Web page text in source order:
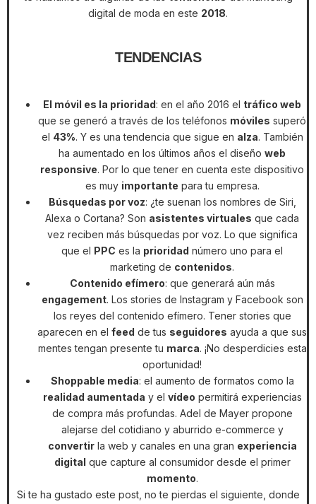
digital de moda en este 2018.
TENDENCIAS
El móvil es la prioridad: en el año 2016 el tráfico web
que se generó a través de los teléfonos móviles superó
el 43%. Y es una tendencia que sigue en alza. También
ha aumentado en los últimos años el diseño web
responsive. Por lo que tener en cuenta este dispositivo
es muy importante para tu empresa.
Búsquedas por voz: ¿te suenan los nombres de Siri,
Alexa o Cortana? Son asistentes virtuales que cada
vez reciben más búsquedas por voz. Lo que significa
que el PPC es la prioridad número uno para el
marketing de contenidos.
Contenido efímero: que generará aún más
engagement. Los stories de Instagram y Facebook son
los reyes del contenido efímero. Tener stories que
aparecen en el feed de tus seguidores ayuda a que sus
mentes tengan presente tu marca. ¡No desperdicies esta
oportunidad!
Shoppable media: el aumento de formatos como la
realidad aumentada y el vídeo permitirá experiencias
de compra más profundas. Adel de Mayer propone
alejarse del cotidiano y aburrido e-commerce y
convertirla web y canales en una gran experiencia
digital que capture al consumidor desde el primer
momento.
Si te ha gustado este post, no te pierdas el siguiente, donde